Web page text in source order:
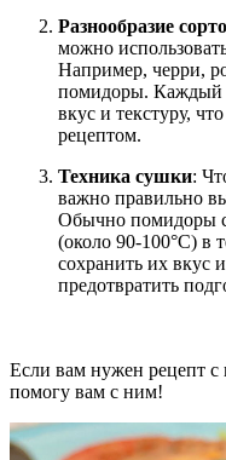
Разнообразие
можно
Например, черри,
помидоры. Каждый
вкус и текстуру,
рецептом.
Техника сушки:
важно правильно
Обычно помидоры
(около 90-100°C) в
сохранить их вкус
предотвратить
Если вам нужен рецепт с
помогу вам с ним!